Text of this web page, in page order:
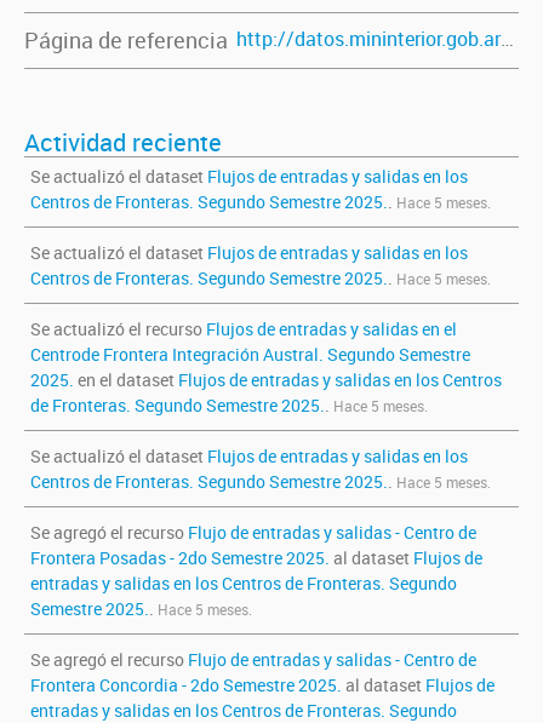
Página de referencia http://datos.mininterior.gob.ar/dataset/flujos-de-entradas-y-salidas-en-los-centros-de-fronteras-segundo-semestre-2025
Actividad reciente
Se actualizó el dataset Flujos de entradas y salidas en los
Centros de Fronteras. Segundo Semestre 2025.. Hace 5 meses.
Se actualizó el dataset Flujos de entradas y salidas en los
Centros de Fronteras. Segundo Semestre 2025.. Hace 5 meses.
Se actualizó el recurso Flujos de entradas y salidas en el
Centrode Frontera Integración Austral. Segundo Semestre
2025. en el dataset Flujos de entradas y salidas en los Centros
de Fronteras. Segundo Semestre 2025.. Hace 5 meses.
Se actualizó el dataset Flujos de entradas y salidas en los
Centros de Fronteras. Segundo Semestre 2025.. Hace 5 meses.
Se agregó el recurso Flujo de entradas y salidas - Centro de
Frontera Posadas - 2do Semestre 2025. al dataset Flujos de
entradas y salidas en los Centros de Fronteras. Segundo
Semestre 2025.. Hace 5 meses.
Se agregó el recurso Flujo de entradas y salidas - Centro de
Frontera Concordia - 2do Semestre 2025. al dataset Flujos de
entradas y salidas en los Centros de Fronteras. Segundo